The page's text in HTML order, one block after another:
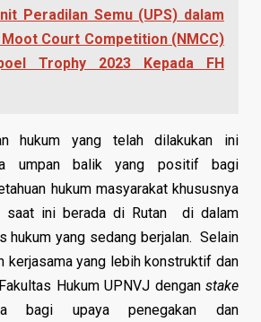
Peradilan Semu (UPS) dalam
Court Competition (NMCC)
Trophy 2023 Kepada FH
hukum yang telah dilakukan ini
umpan balik yang positif bagi
hukum masyarakat khususnya
saat ini berada di Rutan di dalam
hukum yang sedang berjalan. Selain
kerjasama yang lebih konstruktif dan
Hukum UPNVJ dengan stake
bagi upaya penegakan dan